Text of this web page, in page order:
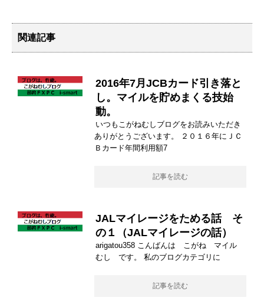
関連記事
2016年7月JCBカード引き落と
し。マイルを貯めまくる技始
動。
いつもこがねむしブログをお読みいただき
ありがとうございます。 ２０１６年にＪＣ
Ｂカード年間利用額7
記事を読む
JALマイレージをためる話 そ
の１（JALマイレージの話）
arigatou358 こんばんは こがね マイル
むし です。 私のブログカテゴリに
記事を読む